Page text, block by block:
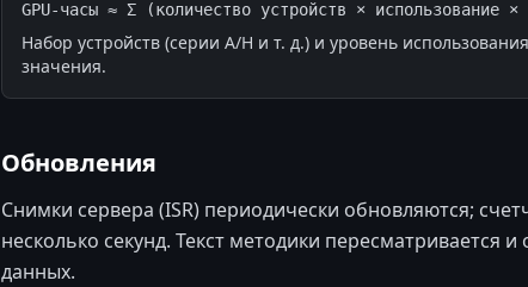
GPU-часы ≈ Σ (количество устройств × использование ×
Набор устройств (серии A/H и т. д.) и уровень
значения.
Обновления
Снимки сервера (ISR) периодически обновляются;
несколько секунд. Текст методики
данных.